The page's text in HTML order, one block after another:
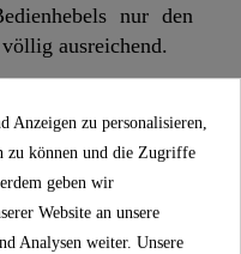
nur den
ausreichend.
zur Seite gedreht
das Säubern der
ideal für den Einsatz
Anzeigen zu personalisieren,
zu können und die Zugriffe
geben wir
Website an unsere
Analysen weiter. Unsere